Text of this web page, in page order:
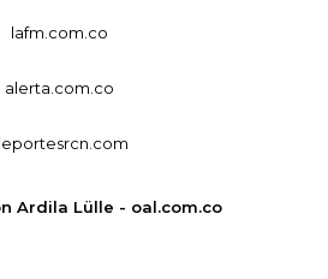
lafm.com.co
alerta.com.co
Ardila Lülle - oal.com.co